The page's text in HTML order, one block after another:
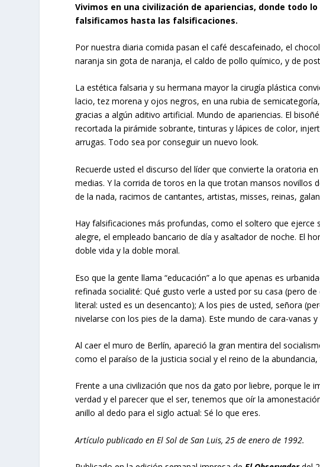
Vivimos en una civilización de apariencias, donde todo
falsificamos hasta las falsificaciones.
Por nuestra diaria comida pasan el café descafeinado, el
naranja sin gota de naranja, el caldo de pollo químico, y de
La estética falsaria y su hermana mayor la cirugía plástica
lacio, tez morena y ojos negros, en una rubia de
gracias a algún aditivo artificial. Mundo de apariencias. El
recortada la pirámide sobrante, tinturas y lápices de color,
arrugas. Todo sea por conseguir un nuevo look.
Recuerde usted el discurso del líder que convierte la oratoria
medias. Y la corrida de toros en la que trotan mansos novillos
de la nada, racimos de cantantes, artistas, misses, reinas,
Hay falsificaciones más profundas, como el soltero que ejerce
alegre, el empleado bancario de día y asaltador de noche. El
doble vida y la doble moral.
Eso que la gente llama “educación” a lo que apenas es
refinada socialité: Qué gusto verle a usted por su casa (pero
literal: usted es un desencanto); A los pies de usted, señora
nivelarse con los pies de la dama). Este mundo de cara-vanas
Al caer el muro de Berlín, apareció la gran mentira del
como el paraíso de la justicia social y el reino de la
Frente a una civilización que nos da gato por liebre, porque le
verdad y el parecer que el ser, tenemos que oír la
anillo al dedo para el siglo actual: Sé lo que eres.
Artículo publicado en El Sol de San Luis, 25 de enero de 1992.